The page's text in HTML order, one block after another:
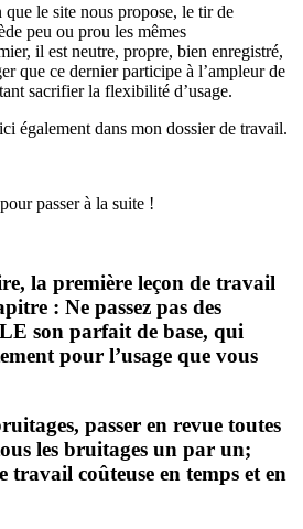
le site nous propose, le tir de
peu ou prou les mêmes
il est neutre, propre, bien enregistré,
que ce dernier participe à l’ampleur de
sacrifier la flexibilité d’usage.
également dans mon dossier de travail.
passer à la suite !
la première leçon de travail
: Ne passez pas des
son parfait de base, qui
pour l’usage que vous
passer en revue toutes
les bruitages un par un;
travail coûteuse en temps et en